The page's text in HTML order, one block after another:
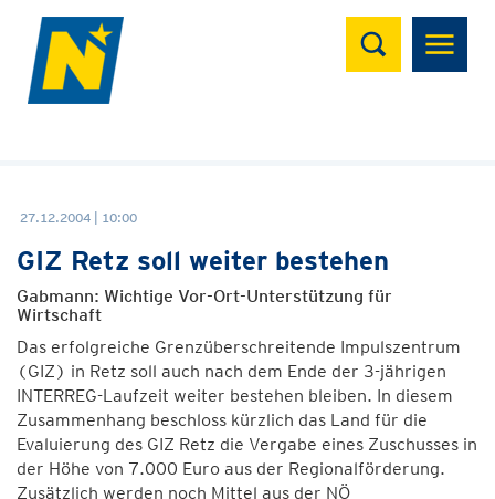
Suchen
27.12.2004 | 10:00
GIZ Retz soll weiter bestehen
Gabmann: Wichtige Vor-Ort-Unterstützung für
Wirtschaft
Das erfolgreiche Grenzüberschreitende Impulszentrum
(GIZ) in Retz soll auch nach dem Ende der 3-jährigen
INTERREG-Laufzeit weiter bestehen bleiben. In diesem
Zusammenhang beschloss kürzlich das Land für die
Evaluierung des GIZ Retz die Vergabe eines Zuschusses in
der Höhe von 7.000 Euro aus der Regionalförderung.
Zusätzlich werden noch Mittel aus der NÖ